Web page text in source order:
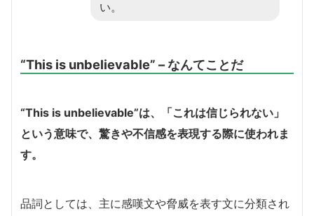
い。
“This is unbelievable” – なんてことだ
“This is unbelievable”は、「これは信じられない」
という意味で、驚きや不信感を表現する際に使われま
す。
品詞としては、主に感嘆文や脅威を表す文に分類され